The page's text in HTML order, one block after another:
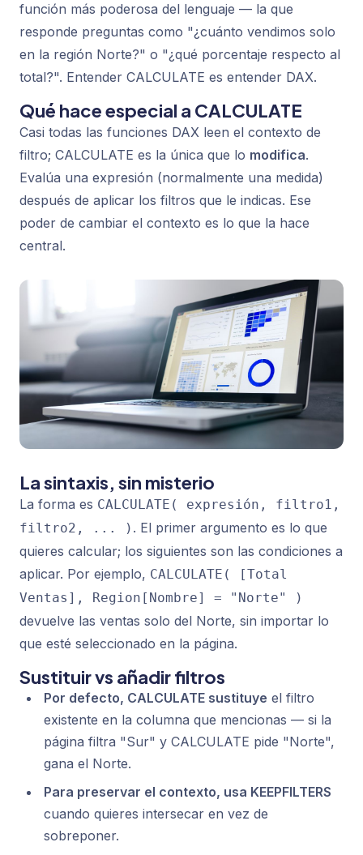
función más poderosa del lenguaje — la que
responde preguntas como "¿cuánto vendimos solo
en la región Norte?" o "¿qué porcentaje respecto al
total?". Entender CALCULATE es entender DAX.
Qué hace especial a CALCULATE
Casi todas las funciones DAX leen el contexto de
filtro; CALCULATE es la única que lo modifica.
Evalúa una expresión (normalmente una medida)
después de aplicar los filtros que le indicas. Ese
poder de cambiar el contexto es lo que la hace
central.
La sintaxis, sin misterio
La forma es CALCULATE( expresión, filtro1,
filtro2, ... ) . El primer argumento es lo que
quieres calcular; los siguientes son las condiciones a
aplicar. Por ejemplo, CALCULATE( [Total
Ventas], Region[Nombre] = "Norte" )
devuelve las ventas solo del Norte, sin importar lo
que esté seleccionado en la página.
Sustituir vs añadir filtros
Por defecto, CALCULATE sustituye el filtro
existente en la columna que mencionas — si la
página filtra "Sur" y CALCULATE pide "Norte",
gana el Norte.
Para preservar el contexto, usa KEEPFILTERS
cuando quieres intersecar en vez de
sobreponer.